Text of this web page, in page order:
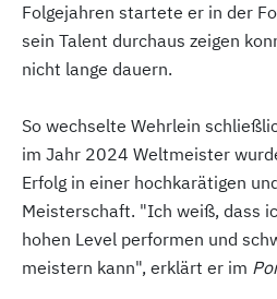
Folgejahren startete er in der
sein Talent durchaus zeigen
nicht lange dauern.
So wechselte Wehrlein
im Jahr 2024 Weltmeister
Erfolg in einer hochkarätigen
Meisterschaft. "Ich weiß, dass
hohen Level performen und
meistern kann", erklärt er im